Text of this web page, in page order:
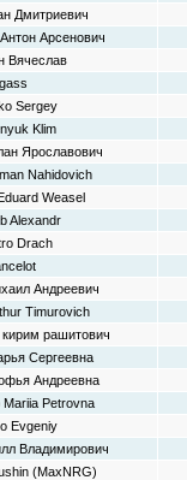
Дмитриевич
Арсенович
Вячеслав
Sergey
Klim
Ярославович
Nahidovich
Weasel
Alexandr
Drach
Андреевич
Timurovich
рашитович
Сергеевна
Андреевна
Petrovna
Evgeniy
Владимирович
(MaxNRG)